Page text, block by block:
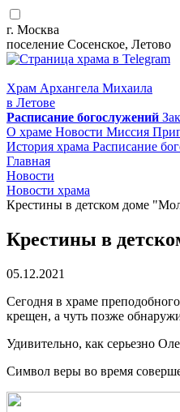
г. Москва
поселение Сосенское, Летово
Храм Архангела Михаила
в Летове
Расписание богослужений
О храме Новости Миссия
История храма Расписание
Главная
Новости
Новости храма
Крестины в детском доме
Крестины в
05.12.2021
Сегодня в храме
крещен, а чуть позже
Удивительно, как серьезно
Символ веры во время